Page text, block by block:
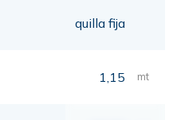
quilla fija
1,15 mt